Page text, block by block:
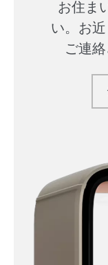
お住ま
い。お
ご連